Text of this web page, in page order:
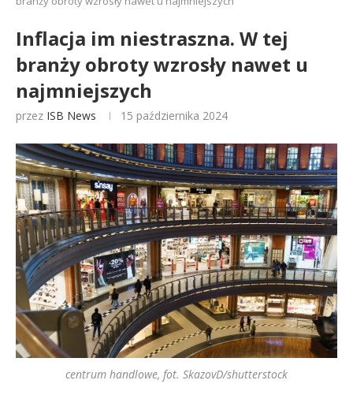
Inflacja im niestraszna. W tej
branży obroty wzrosły nawet u
najmniejszych
przez ISB News 15 października 2024
centrum handlowe, fot. SkazovD/shutterstock